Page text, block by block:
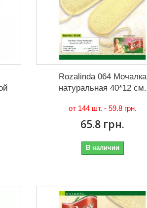
Rozalinda 064 Мочалка
натуральная 40*12 см.
от 144 шт. - 59.8 грн.
65.8 грн.
В наличии